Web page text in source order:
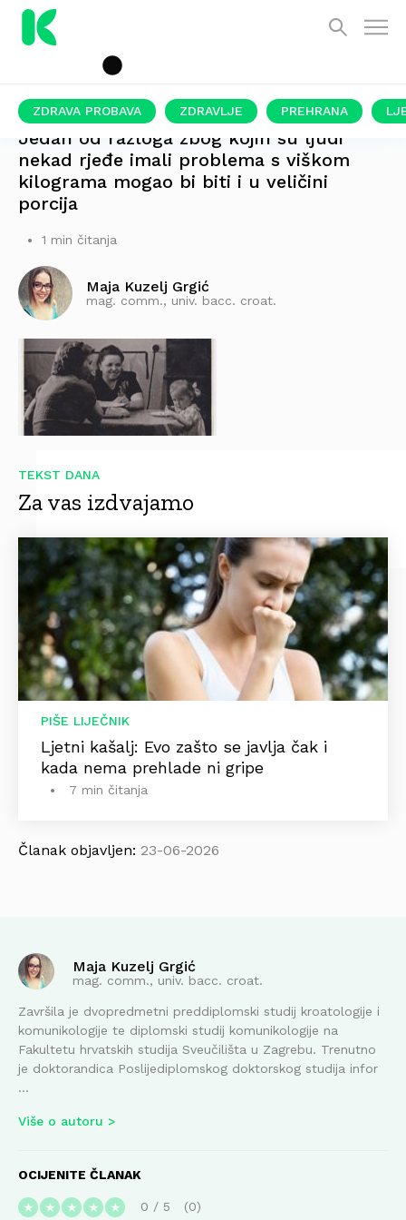
ZDRAVA PROBAVA ZDRAVLJE PREHRANA
Jedan od razloga zbog kojih su ljudi
nekad rjeđe imali problema s viškom
kilograma mogao bi biti i u veličini
porcija
1 min čitanja
Maja Kuzelj Grgić
mag. comm., univ. bacc. croat.
TEKST DANA
Za vas izdvajamo
PIŠE LIJEČNIK
Ljetni kašalj: Evo zašto se javlja čak i
kada nema prehlade ni gripe
7 min čitanja
Članak objavljen: 23-06-2026
Maja Kuzelj Grgić
mag. comm., univ. bacc. croat.
Završila je dvopredmetni preddiplomski studij kroatologije i
komunikologije te diplomski studij komunikologije na
Fakultetu hrvatskih studija Sveučilišta u Zagrebu. Trenutno
je doktorandica Poslijediplomskog doktorskog studija infor
...
Više o autoru
OCIJENITE ČLANAK
★ ★ ★ ★ ★ 0 / 5 0